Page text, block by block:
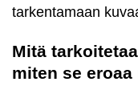
tarkentamaan
Mitä
miten se